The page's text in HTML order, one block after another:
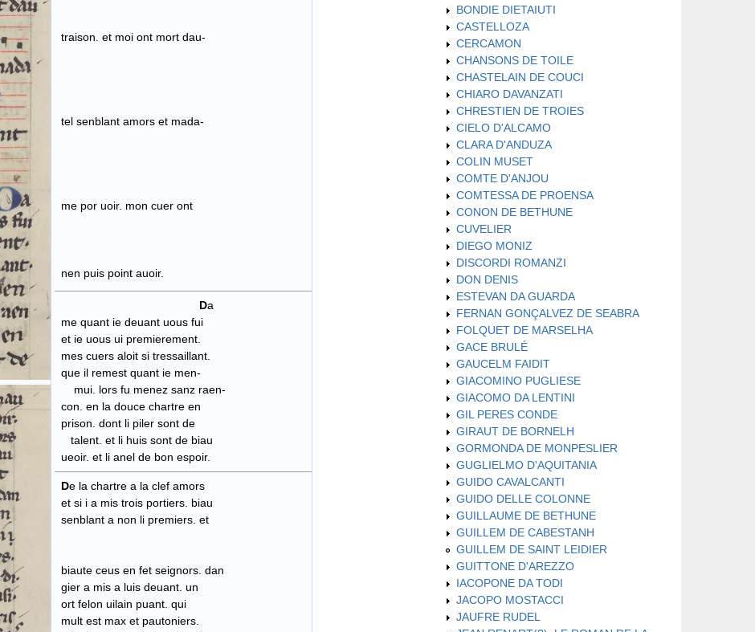
traison. et moi ont mort dau-
tel senblant amors et mada-
me por uoir. mon cuer ont
nen puis point auoir.
Da
me quant ie deuant uous fui
et ie uous ui premierement.
mes cuers aloit si tressaillant.
que il remest quant ie men-
mui. lors fu menez sanz raen-
con. en la douce chartre en
prison. dont li piler sont de
talent. et li huis sont de biau
ueoir. et li anel de bon espoir.
De la chartre a la clef amors
et si i a mis trois portiers. biau
senblant a non li premiers. et
biaute ceus en fet seignors. dan
gier a mis a luis deuant. un
ort felon uilain puant. qui
mult est max et pautoniers.
BONDIE DIETAIUTI
CASTELLOZA
CERCAMON
CHANSONS DE TOILE
CHASTELAIN DE COUCI
CHIARO DAVANZATI
CHRESTIEN DE TROIES
CIELO D'ALCAMO
CLARA D'ANDUZA
COLIN MUSET
COMTE D'ANJOU
COMTESSA DE PROENSA
CONON DE BETHUNE
CUVELIER
DIEGO MONIZ
DISCORDI ROMANZI
DON DENIS
ESTEVAN DA GUARDA
FERNAN GONÇALVEZ DE SEABRA
FOLQUET DE MARSELHA
GACE BRULÉ
GAUCELM FAIDIT
GIACOMINO PUGLIESE
GIACOMO DA LENTINI
GIL PERES CONDE
GIRAUT DE BORNELH
GORMONDA DE MONPESLIER
GUGLIELMO D'AQUITANIA
GUIDO CAVALCANTI
GUIDO DELLE COLONNE
GUILLAUME DE BETHUNE
GUILLEM DE CABESTANH
GUILLEM DE SAINT LEIDIER
GUITTONE D'AREZZO
IACOPONE DA TODI
JACOPO MOSTACCI
JAUFRE RUDEL